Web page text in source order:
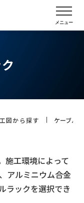
図から探す ケーブル
施工環境によって
アルミニウム合金
ラックを選択でき